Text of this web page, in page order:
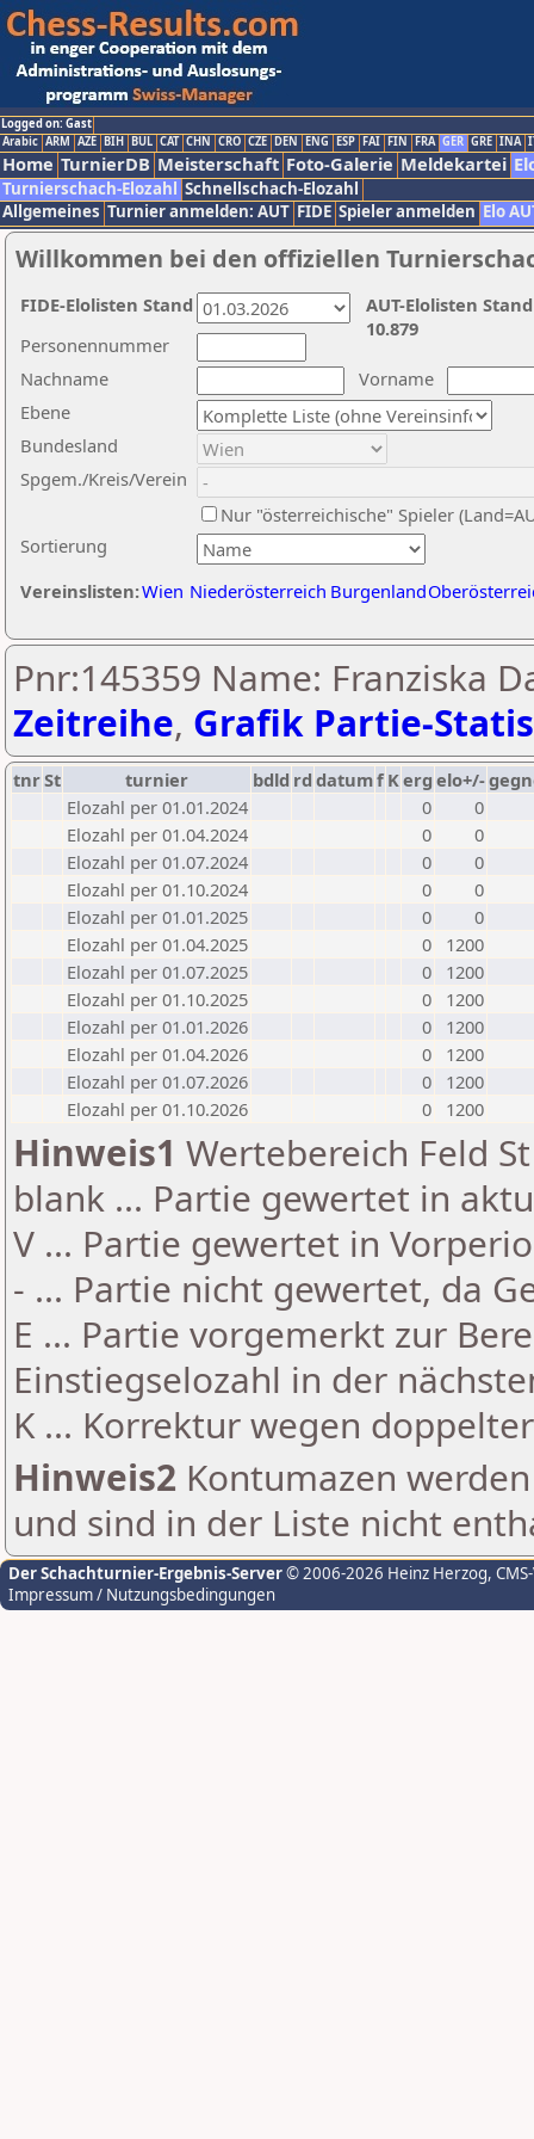
Logged on: Gast
Arabic ARM AZE BIH BUL CAT CHN CRO CZE DEN ENG ESP FAI FIN FRA GER GRE INA
Home TurnierDB Meisterschaft Foto-Galerie Meldekartei
Turnierschach-Elozahl Schnellschach-Elozahl
Allgemeines Turnier anmelden: AUT FIDE Spieler anmelden Elo
Willkommen bei den offiziellen
Nachname
Vorname
Ebene
Sortierung
Personennummer
Bundesland
Spgem./Kreis/Verein
Nur "österreichische" Spieler
Vereinslisten:Wien Niederösterreich Burgenland
AUT-Elolisten
10.879
FIDE-Elolisten Stand
Pnr:145359 Name: Franziska
Zeitreihe, Grafik Partie-
tnrSt turnier bdld rd datumf Kerg elo+/-
Elozahl per 01.01.2024
0
0
Elozahl per 01.04.2024
0
0
Elozahl per 01.07.2024
0
0
Elozahl per 01.10.2024
0
0
Elozahl per 01.01.2025
0
0
Elozahl per 01.04.2025
0
1200
Elozahl per 01.07.2025
0
1200
Elozahl per 01.10.2025
0
1200
Elozahl per 01.01.2026
0
1200
Elozahl per 01.04.2026
0
1200
Elozahl per 01.07.2026
0
1200
Elozahl per 01.10.2026
0 1200
Hinweis1 Wertebereich Feld
blank ... Partie gewertet in
V ... Partie gewertet in
- ... Partie nicht gewertet, da
E ... Partie vorgemerkt zur
Einstiegselozahl in der
K ... Korrektur wegen
Hinweis2 Kontumazen
und sind in der Liste nicht
Der Schachturnier-Ergebnis-Server© 2006-2026 Heinz Herzog,
Impressum / Nutzungsbedingungen